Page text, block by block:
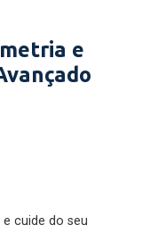
e
cuide do seu